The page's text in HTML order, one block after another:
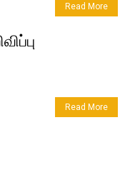
Read More
Read More